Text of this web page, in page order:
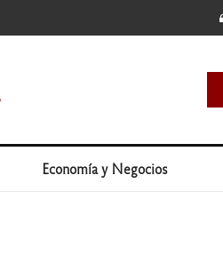
Economía y Negocios